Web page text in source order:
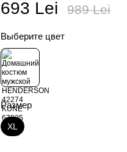
693 Lei 989 Lei
Выберите цвет
Размер
XL